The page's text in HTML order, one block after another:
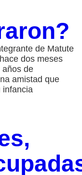
de Matute
dos meses
años de
amistad que
infancia